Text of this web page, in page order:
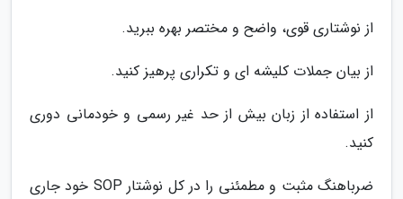
از نوشتاری قوی، واضح و مختصر بهره ببرید.
از بیان جملات کلیشه ای و تکراری پرهیز کنید.
از استفاده از زبان بیش از حد غیر رسمی و خودمانی دوری
کنید.
ضرباهنگ مثبت و مطمئنی را در کل نوشتار SOP خود جاری